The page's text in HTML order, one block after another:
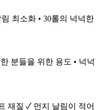
최소화 • 30롤의 넉넉한
분들을 위한 용도 • 넉
재질 ✓ 먼지 날림이 적